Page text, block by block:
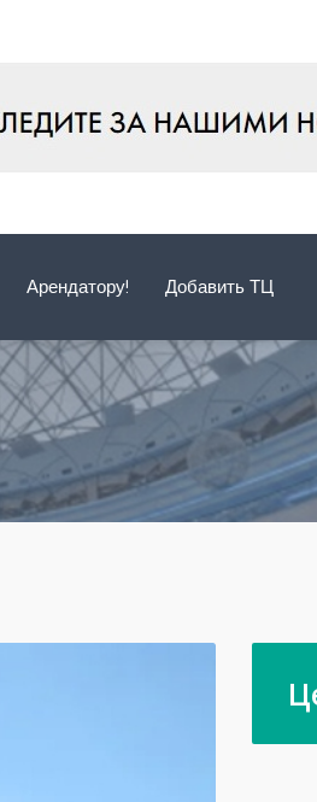
Арендатору! Добавить ТЦ